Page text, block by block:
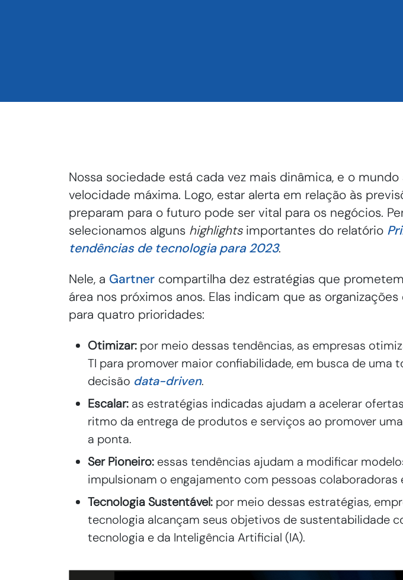
Nossa sociedade está cada vez mais dinâmica, e o mundo
velocidade máxima. Logo, estar alerta em relação às
preparam para o futuro pode ser vital para os negócios.
selecionamos alguns highlightsimportantes do relatório
tendências de tecnologia para 2023.
Nele, a Gartner compartilha dez estratégias que
área nos próximos anos. Elas indicam que as
para quatro prioridades:
Otimizar: por meio dessas tendências, as empresas
TI para promover maior confiabilidade, em busca de uma
decisão data-driven.
Escalar: as estratégias indicadas ajudam a acelerar
ritmo da entrega de produtos e serviços ao promover
a ponta.
Ser Pioneiro: essas tendências ajudam a modificar
impulsionam o engajamento com pessoas colaboradoras
Tecnologia Sustentável: por meio dessas estratégias,
tecnologia alcançam seus objetivos de sustentabilidade
tecnologia e da Inteligência Artificial (IA).